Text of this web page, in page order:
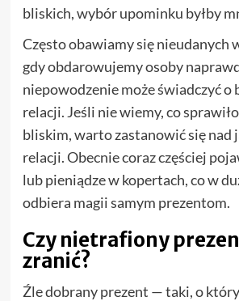
bliskich, wybór upominku byłby
Często obawiamy się nieudanych
gdy obdarowujemy osoby
niepowodzenie może świadczyć o
relacji. Jeśli nie wiemy, co
bliskim, warto zastanowić się nad
relacji. Obecnie coraz częściej
lub pieniądze w kopertach, co w
odbiera magii samym prezentom.
Czy nietrafiony
zranić?
Źle dobrany prezent — taki, o